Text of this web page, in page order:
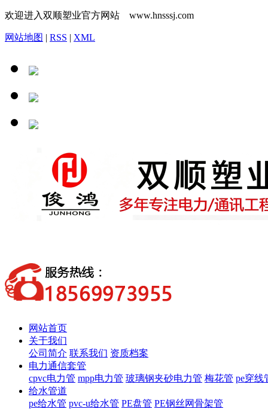
欢迎进入双顺塑业官方网站 www.hnsssj.com
网站地图 | RSS | XML
网站首页
关于我们
公司简介 联系我们 资质档案
电力通信套管
cpvc电力管 mpp电力管 玻璃钢夹砂电力管 梅花管 pe穿线
给水管道
pe给水管 pvc-u给水管 PE盘管 PE钢丝网骨架管